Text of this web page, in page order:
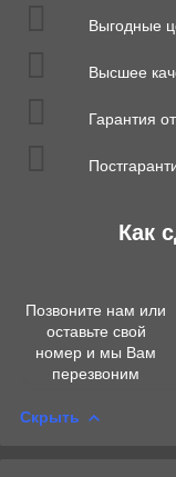
Выгодные
Высшее
Гарантия
Как
Позвоните нам или
оставьте свой
номер и мы Вам
перезвоним
Скрыть